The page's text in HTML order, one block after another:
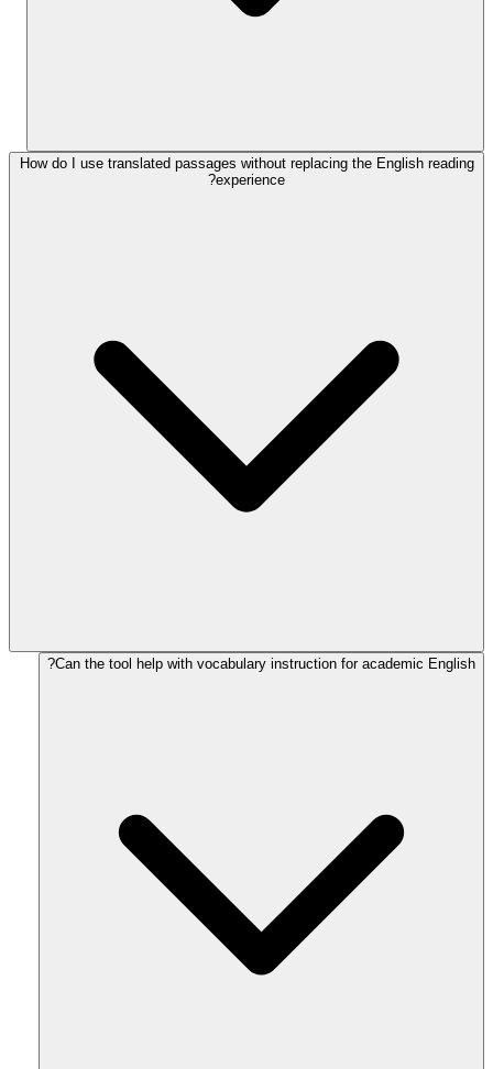
How do I use translated passages without replacing the English reading
experience?
Can the tool help with vocabulary instruction for academic English?